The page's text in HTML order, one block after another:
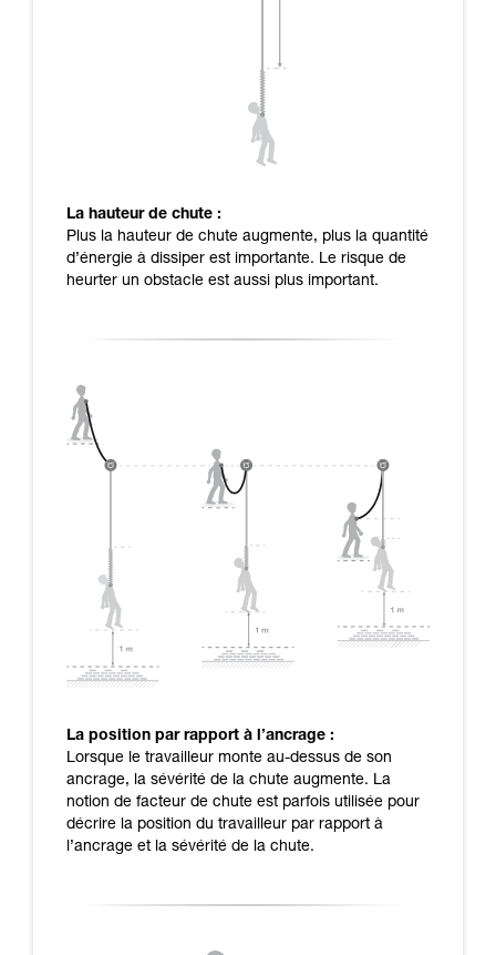
La hauteur de chute :
Plus la hauteur de chute augmente, plus la quantité
d’énergie à dissiper est importante. Le risque de
heurter un obstacle est aussi plus important.
La position par rapport à l’ancrage :
Lorsque le travailleur monte au-dessus de son
ancrage, la sévérité de la chute augmente. La
notion de facteur de chute est parfois utilisée pour
décrire la position du travailleur par rapport à
l’ancrage et la sévérité de la chute.